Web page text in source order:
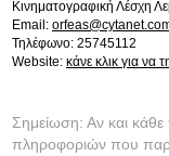
Κινηματογραφική Λέσχη
Email:
Τηλέφωνο: 25745112
Website: κάνε κλικ για να
Σημείωση: Αν και κάθε
πληροφοριών που